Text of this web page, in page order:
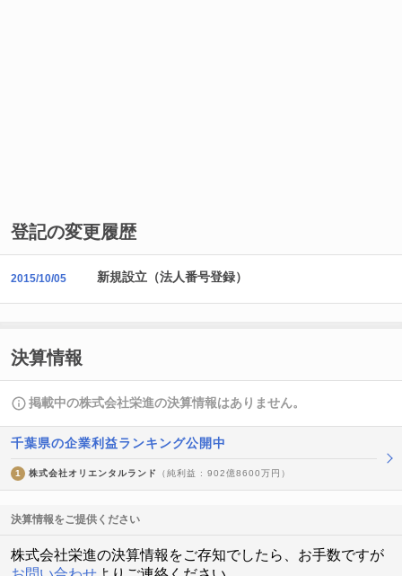
登記の変更履歴
2015/10/05 新規設立（法人番号登録）
決算情報
掲載中の株式会社栄進の決算情報はありません。
千葉県の企業利益ランキング公開中
1 株式会社オリエンタルランド （純利益 : 902億8600万円）
決算情報をご提供ください
株式会社栄進の決算情報をご存知でしたら、お手数ですが